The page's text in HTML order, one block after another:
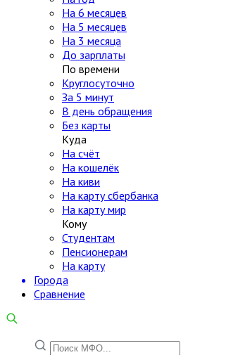
На 6 месяцев
На 5 месяцев
На 3 месяца
До зарплаты
По времени
Круглосуточно
За 5 минут
В день обращения
Без карты
Куда
На счёт
На кошелёк
На киви
На карту сбербанка
На карту мир
Кому
Студентам
Пенсионерам
На карту
Города
Сравнение